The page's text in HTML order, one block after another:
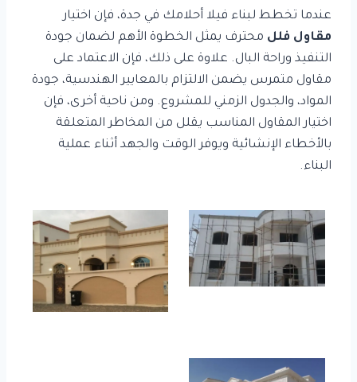
عندما تخطط لبناء فيلا أحلامك في جدة، فإن اختيار
مقاول فلل محترف يمثل الخطوة الأهم لضمان جودة
التنفيذ وراحة البال. علاوة على ذلك، فإن الاعتماد على
مقاول متمرس يضمن الالتزام بالمعايير الهندسية، جودة
المواد، والجدول الزمني للمشروع. ومن ناحية أخرى، فإن
اختيار المقاول المناسب يقلل من المخاطر المتعلقة
بالأخطاء الإنشائية ويوفر الوقت والجهد أثناء عملية
البناء.